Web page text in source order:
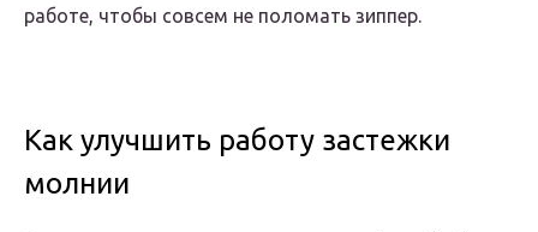
работе, чтобы совсем не поломать зиппер.
Как улучшить работу застежки
молнии